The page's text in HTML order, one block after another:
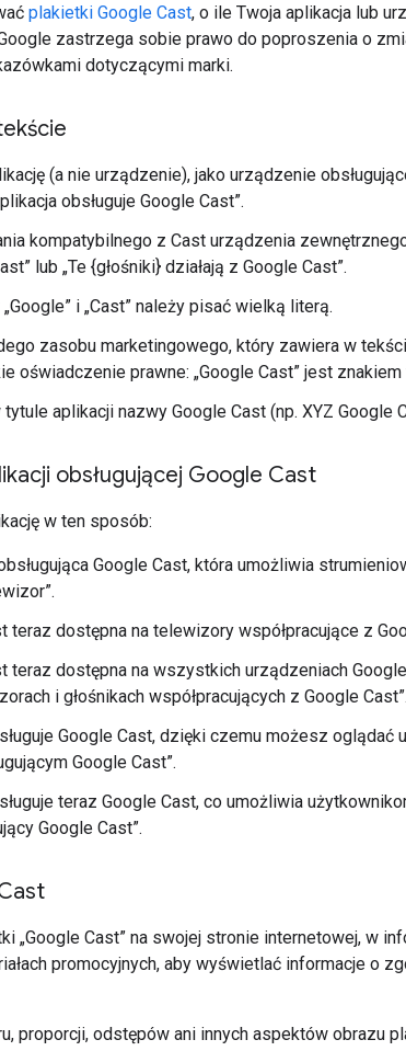
plakietki Google Cast, o ile Twoja aplikacja lub
zastrzega sobie prawo do poproszenia o
dotyczącymi marki.
(a nie urządzenie), jako urządzenie
obsługuje Google Cast”.
kompatybilnego z Cast urządzenia
lub „Te {głośniki} działają z Google Cast”.
„Google” i „Cast” należy pisać wielką literą.
zasobu marketingowego, który zawiera w
oświadczenie prawne: „Google Cast” jest
tytule aplikacji nazwy Google Cast (np. XYZ Google
obsługującej Google Cast
w ten sposób:
obsługująca Google Cast, która umożliwia
teraz dostępna na telewizory współpracujące z
teraz dostępna na wszystkich urządzeniach
i głośnikach współpracujących z Google Cast”.
Google Cast, dzięki czemu możesz
Google Cast”.
teraz Google Cast, co umożliwia
Google Cast”.
„Google Cast” na swojej stronie internetowej, w
promocyjnych, aby wyświetlać informacje o
proporcji, odstępów ani innych aspektów obrazu